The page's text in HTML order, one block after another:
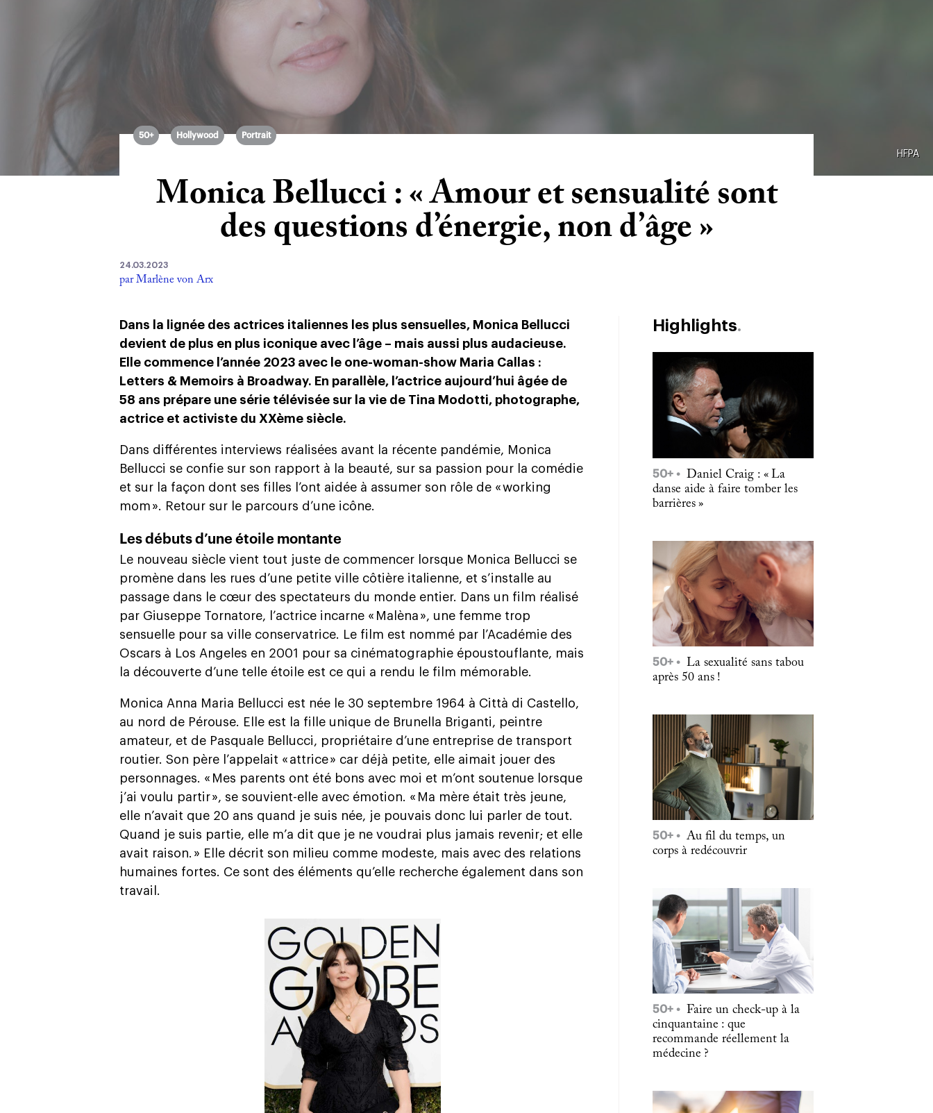
HFPA
50+ Hollywood Portrait
Monica Bellucci : « Amour et sensualité sont
des questions d’énergie, non d’âge »
24.03.2023
par Marlène von Arx
Dans la lignée des actrices italiennes les plus sensuelles, Monica Bellucci
devient de plus en plus iconique avec l’âge – mais aussi plus audacieuse.
Elle commence l’année 2023 avec le one-woman-show Maria Callas :
Letters & Memoirs à Broadway. En parallèle, l’actrice aujourd’hui âgée de
58 ans prépare une série télévisée sur la vie de Tina Modotti, photographe,
actrice et activiste du XXème siècle.
Dans différentes interviews réalisées avant la récente pandémie, Monica
Bellucci se confie sur son rapport à la beauté, sur sa passion pour la comédie
et sur la façon dont ses filles l’ont aidée à assumer son rôle de « working
mom ». Retour sur le parcours d’une icône.
Les débuts d’une étoile montante
Le nouveau siècle vient tout juste de commencer lorsque Monica Bellucci se
promène dans les rues d’une petite ville côtière italienne, et s’installe au
passage dans le cœur des spectateurs du monde entier. Dans un film réalisé
par Giuseppe Tornatore, l’actrice incarne « Malèna », une femme trop
sensuelle pour sa ville conservatrice. Le film est nommé par l’Académie des
Oscars à Los Angeles en 2001 pour sa cinématographie époustouflante, mais
la découverte d’une telle étoile est ce qui a rendu le film mémorable.
Monica Anna Maria Bellucci est née le 30 septembre 1964 à Città di Castello,
au nord de Pérouse. Elle est la fille unique de Brunella Briganti, peintre
amateur, et de Pasquale Bellucci, propriétaire d’une entreprise de transport
routier. Son père l’appelait « attrice » car déjà petite, elle aimait jouer des
personnages. « Mes parents ont été bons avec moi et m’ont soutenue lorsque
j’ai voulu partir », se souvient-elle avec émotion. « Ma mère était très jeune,
elle n’avait que 20 ans quand je suis née, je pouvais donc lui parler de tout.
Quand je suis partie, elle m’a dit que je ne voudrai plus jamais revenir; et elle
avait raison. » Elle décrit son milieu comme modeste, mais avec des relations
humaines fortes. Ce sont des éléments qu’elle recherche également dans son
travail.
Highlights
50+
Daniel Craig : « La
danse aide à faire tomber les
barrières »
50+
La sexualité sans tabou
après 50 ans !
50+
Au fil du temps, un
corps à redécouvrir
50+
Faire un check-up à la
cinquantaine : que
recommande réellement la
médecine ?